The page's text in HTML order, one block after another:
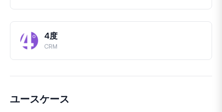
4度
CRM
ユースケース